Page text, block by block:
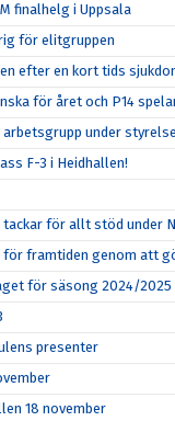
finalhelg i Uppsala
för elitgruppen
efter en kort tids
för året och P14
under
F-3 i Heidhallen!
för allt stöd under
framtiden genom att
för säsong 2024/2025
presenter
18 november